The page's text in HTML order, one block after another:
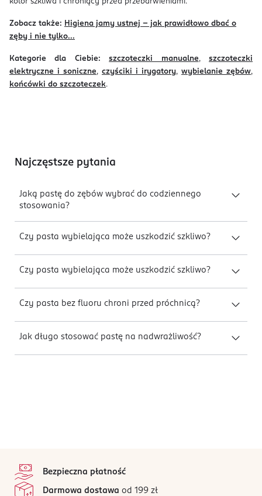
Zobacz także: Higiena jamy ustnej – jak prawidłowo dbać o
zęby i nie tylko...
Kategorie dla Ciebie: szczoteczki manualne,szczoteczki
elektryczne i soniczne, czyściki i irygatory, wybielanie zębów,
końcówki do szczoteczek.
Najczęstsze pytania
Jaką pastę do zębów wybrać do codziennego
stosowania?
Czy pasta wybielająca może uszkodzić szkliwo?
Czy pasta wybielająca może uszkodzić szkliwo?
Czy pasta bez fluoru chroni przed próchnicą?
Jak długo stosować pastę na nadwrażliwość?
Bezpieczna płatność
Darmowa dostawa od 199 zł